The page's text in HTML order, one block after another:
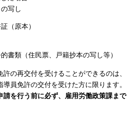
写し
（原本）
書類（住民票、戸籍抄本の写し等）
許の再交付を受けることができるのは、
員免許の交付を受けた方に限ります。
請を行う前に必ず、雇用労働政策課まで